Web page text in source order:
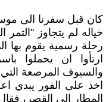
كان قبل سفرنا الى
خياله لم يتجاوز
رحلة رسمية يقوم بها
ارتأوا ان يحملوا
والسيوف المرصعة
اخذ على الفور يبدي
المطار الى القصر،